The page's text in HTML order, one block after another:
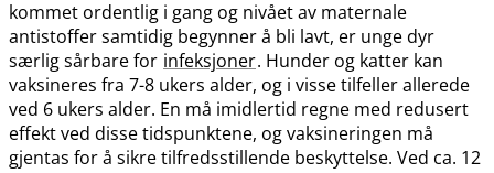
kommet ordentlig i gang og nivået av maternale
antistoffer samtidig begynner å bli lavt, er unge dyr
særlig sårbare for infeksjoner. Hunder og katter kan
vaksineres fra 7-8 ukers alder, og i visse tilfeller allerede
ved 6 ukers alder. En må imidlertid regne med redusert
effekt ved disse tidspunktene, og vaksineringen må
gjentas for å sikre tilfredsstillende beskyttelse. Ved ca. 12